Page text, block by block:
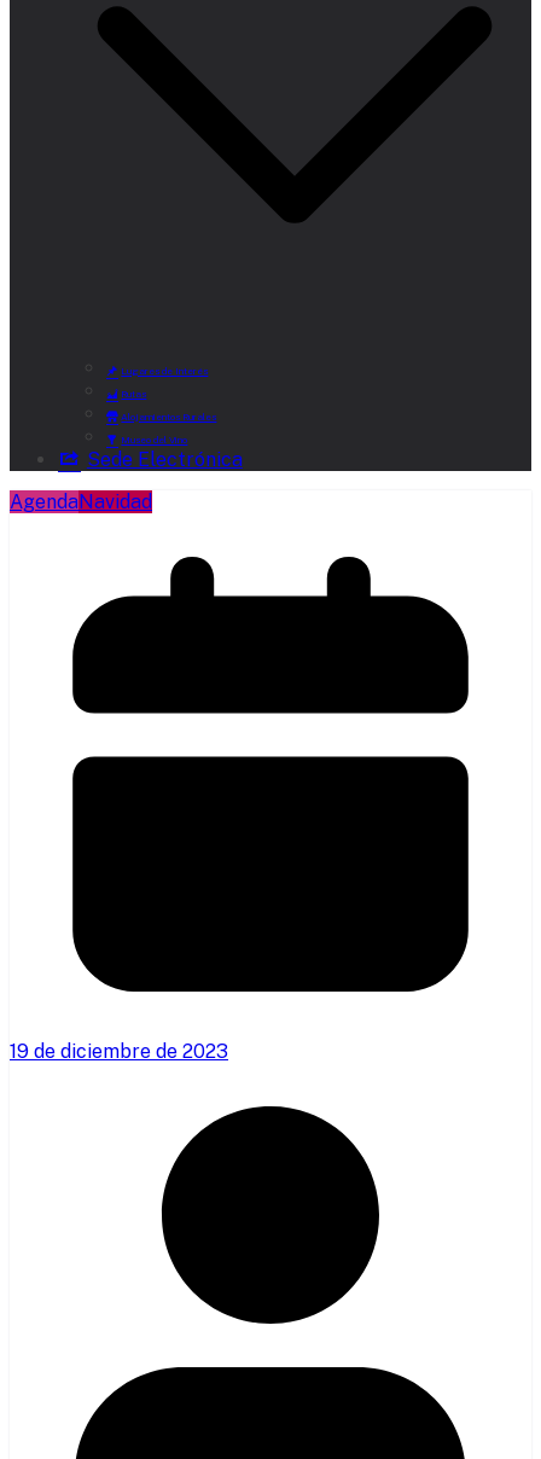
Lugares de Interés
Rutas
Alojamientos Rurales
Museo del Vino
Sede Electrónica
AgendaNavidad
19 de diciembre de 2023